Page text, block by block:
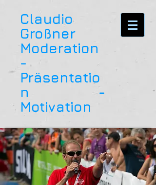
Claudio
Großner
Moderation
-
Präsentatio
n -
Motivation